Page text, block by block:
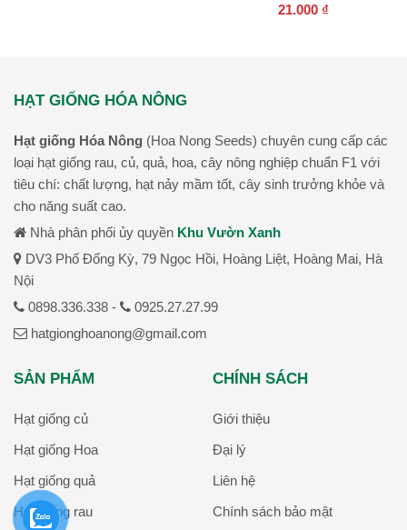
21.000 ₫
HẠT GIỐNG HÓA NÔNG
Hạt giống Hóa Nông (Hoa Nong Seeds) chuyên cung cấp các
loại hạt giống rau, củ, quả, hoa, cây nông nghiệp chuẩn F1 với
tiêu chí: chất lượng, hạt nảy mầm tốt, cây sinh trưởng khỏe và
cho năng suất cao.
Nhà phân phối ủy quyền Khu Vườn Xanh
DV3 Phố Đống Kỳ, 79 Ngọc Hồi, Hoàng Liệt, Hoàng Mai, Hà
Nội
0898.336.338 -
0925.27.27.99
hatgionghoanong@gmail.com
SẢN PHẨM
Hạt giống củ
Hạt giống Hoa
Hạt giống quả
Hạt giống rau
CHÍNH SÁCH
Giới thiệu
Đại lý
Liên hệ
Chính sách bảo mật